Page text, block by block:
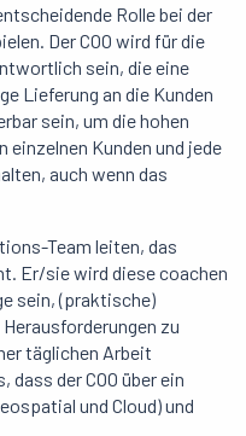
Rolle bei der
Der COO wird für die
sein, die eine
Lieferung an die Kunden
sein, um die hohen
einzelnen Kunden und jede
auch wenn das
Team leiten, das
Er/sie wird diese coachen
sein, (praktische)
zu
täglichen Arbeit
der COO über ein
und Cloud) und